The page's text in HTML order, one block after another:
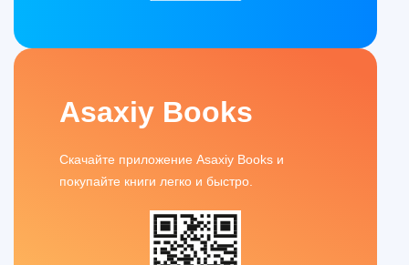
Asaxiy Books
Скачайте приложение Asaxiy Books и
покупайте книги легко и быстро.